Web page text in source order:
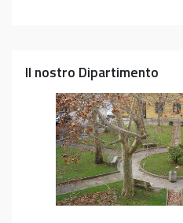
Il nostro Dipartimento